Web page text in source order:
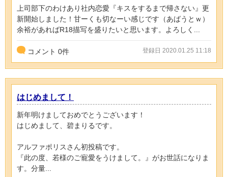
上司部下のわけあり社内恋愛『キスをするまで帰さない』更
新開始しました！甘ーくも切なーい感じです（あばうとｗ）
余裕があればR18描写を盛りたいと思います。よろしく...
コメント 0件 登録日 2020.01.25 11:18
はじめまして！
新年明けましておめでとうございます！
はじめまして、碧まりるです。
アルファポリスさん初投稿です。
『此の度、若様のご寵愛をうけまして。』がお世話になりま
す。分量...